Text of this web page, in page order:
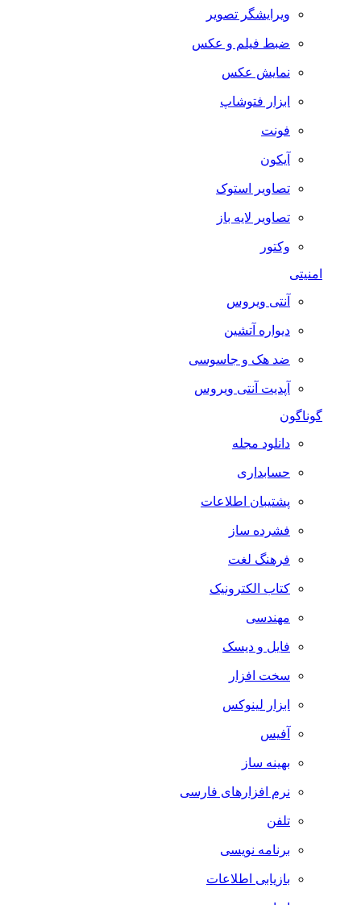
ویرایشگر تصویر
ضبط فيلم و عكس
نمایش عکس
ابزار فتوشاپ
فونت
آیکون
تصاویر استوک
تصاویر لایه باز
وکتور
امنیتی
آنتی ویروس
دیواره آتشین
ضد هک و جاسوسی
آپدیت آنتی ویروس
گوناگون
دانلود مجله
حسابداری
پشتیبان اطلاعات
فشرده ساز
فرهنگ لغت
کتاب الکترونیک
مهندسی
فایل و دیسک
سخت افزار
ابزار لینوکس
آفیس
بهینه ساز
نرم افزارهای فارسی
تلفن
برنامه نویسی
بازیابی اطلاعات